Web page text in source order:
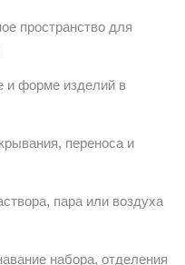
пространство для
и форме изделий в
переноса и
пара или воздуха
набора, отделения